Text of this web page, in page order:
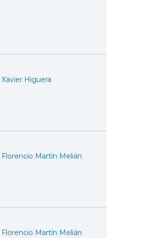
Xavier Higuera
Florencio Martín Melián
Florencio Martín Melián